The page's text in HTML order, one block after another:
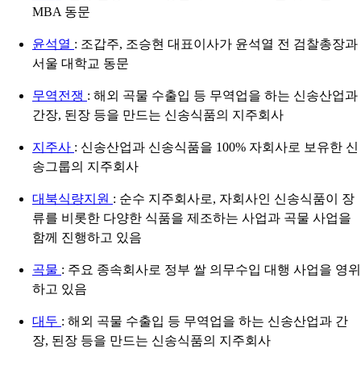
MBA 동문
윤석열 : 조갑주, 조승현 대표이사가 윤석열 전 검찰총장과
서울 대학교 동문
무역전쟁 : 해외 곡물 수출입 등 무역업을 하는 신송산업과
간장, 된장 등을 만드는 신송식품의 지주회사
지주사 : 신송산업과 신송식품을 100% 자회사로 보유한 신
송그룹의 지주회사
대북식량지원 : 순수 지주회사로, 자회사인 신송식품이 장
류를 비롯한 다양한 식품을 제조하는 사업과 곡물 사업을
함께 진행하고 있음
곡물 : 주요 종속회사로 정부 쌀 의무수입 대행 사업을 영위
하고 있음
대두 : 해외 곡물 수출입 등 무역업을 하는 신송산업과 간
장, 된장 등을 만드는 신송식품의 지주회사